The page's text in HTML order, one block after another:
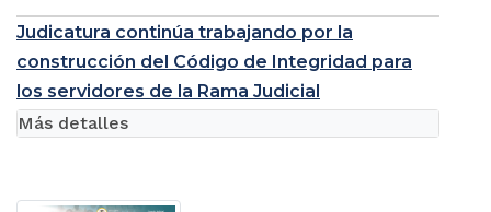
Judicatura continúa trabajando por la
construcción del Código de Integridad para
los servidores de la Rama Judicial
Más detalles